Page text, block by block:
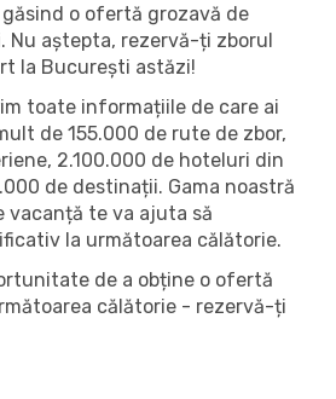
o ofertă grozavă de
Nu aștepta, rezervă-ți zborul
la București astăzi!
toate informațiile de care ai
de 155.000 de rute de zbor,
2.100.000 de hoteluri din
de destinații. Gama noastră
vacanță te va ajuta să
la următoarea călătorie.
de a obține o ofertă
călătorie - rezervă-ți